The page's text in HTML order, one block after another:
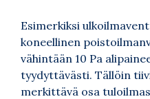
Esimerkiksi
koneellinen
vähintään 10 Pa
tyydyttävästi. Tällöin
merkittävä osa